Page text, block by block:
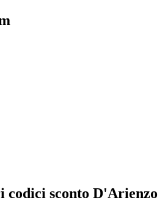
sconto D'Arienzo